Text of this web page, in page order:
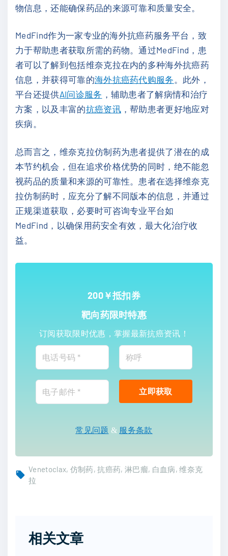
物信息，还能确保药品的来源可靠和质量安全。
MedFind作为一家专业的海外抗癌药服务平台，致
力于帮助患者获取所需的药物。通过MedFind，患
者可以了解到包括维奈克拉在内的多种海外抗癌药
信息，并获得可靠的海外抗癌药代购服务 。此外，
平台还提供AI问诊服务 ，辅助患者了解病情和治疗
方案，以及丰富的抗癌资讯，帮助患者更好地应对
疾病。
总而言之，维奈克拉仿制药为患者提供了潜在的成
本节约机会，但在追求价格优势的同时，绝不能忽
视药品的质量和来源的可靠性。患者在选择维奈克
拉仿制药时，应充分了解不同版本的信息，并通过
正规渠道获取，必要时可咨询专业平台如
MedFind，以确保用药安全有效，最大化治疗收
益。
200￥抵扣券
靶向药限时特惠
订阅获取限时优惠，掌握最新抗癌资讯！
常见问题 & 服务条款
Venetoclax 仿制药 抗癌药 淋巴瘤 白血病 维奈克
拉
相关文章